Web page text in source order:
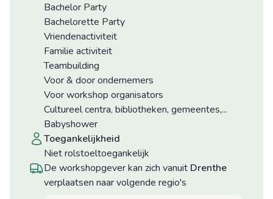
Bachelor Party
Bachelorette Party
Vriendenactiviteit
Familie activiteit
Teambuilding
Voor & door ondernemers
Voor workshop organisators
Cultureel centra, bibliotheken, gemeentes,...
Babyshower
toegankelijkheid
niet rolstoeltoegankelijk
De workshopgever kan zich vanuit Drenthe
verplaatsen naar volgende regio's